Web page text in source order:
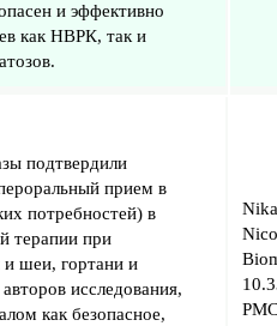
и эффективно
как НВРК, так и
подтвердили
прием в
потребностей) в
терапии при
и шеи, гортани и
исследования,
как безопасное,